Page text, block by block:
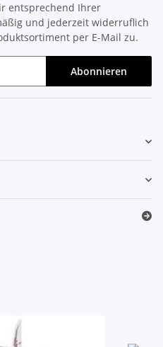
entsprechend Ihrer
und jederzeit widerruflich
per E-Mail zu.
Abonnieren